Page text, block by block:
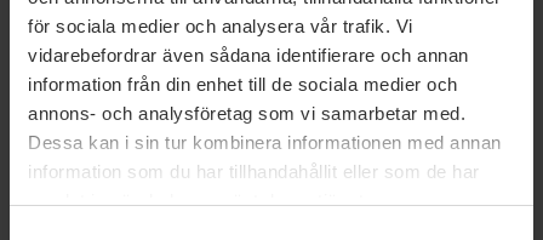
för sociala medier och analysera vår trafik. Vi
vidarebefordrar även sådana identifierare och annan
information från din enhet till de sociala medier och
annons- och analysföretag som vi samarbetar med.
Dessa kan i sin tur kombinera informationen med annan
information som du har tillhandahållit eller som de har
samlat in när du har använt deras tjänster.